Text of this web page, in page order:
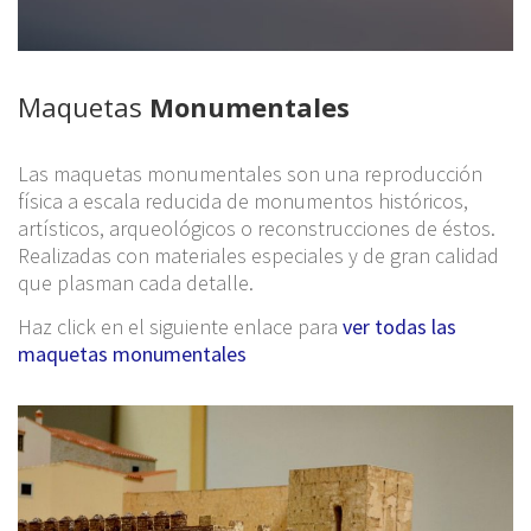
Maquetas Monumentales
Las maquetas monumentales son una reproducción
física a escala reducida de monumentos históricos,
artísticos, arqueológicos o reconstrucciones de éstos.
Realizadas con materiales especiales y de gran calidad
que plasman cada detalle.
Haz click en el siguiente enlace para ver todas las
maquetas monumentales